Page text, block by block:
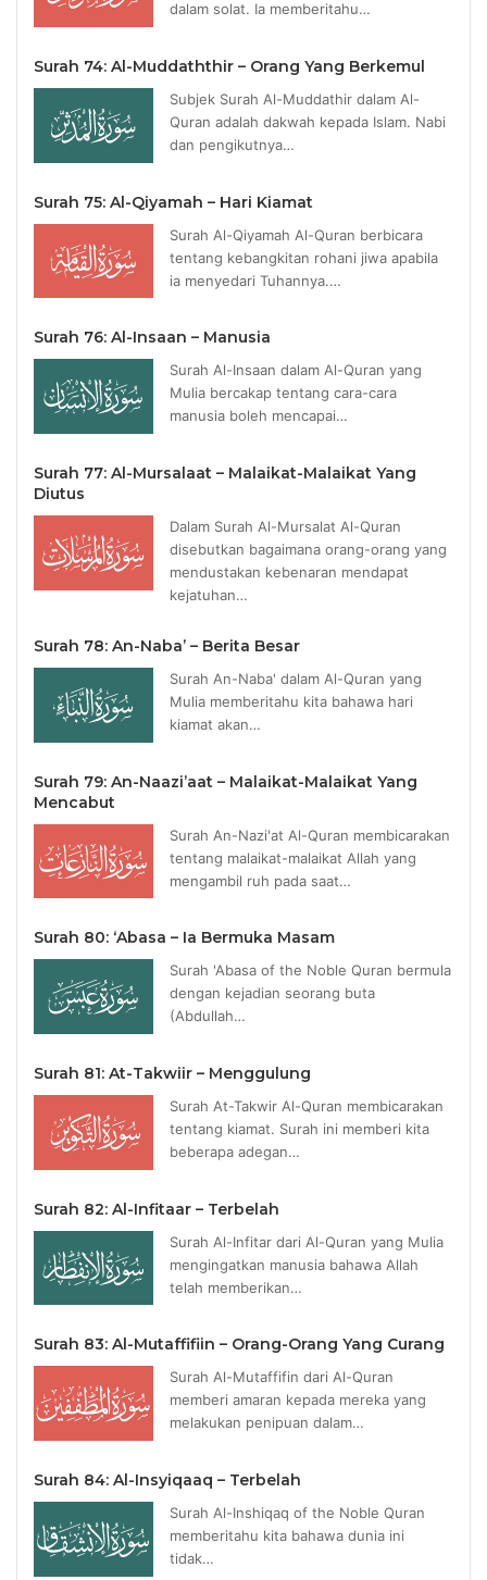
dalam solat. Ia memberitahu…
Surah 74: Al-Muddaththir – Orang Yang Berkemul
Subjek Surah Al-Muddathir dalam Al-
Quran adalah dakwah kepada Islam. Nabi
dan pengikutnya…
Surah 75: Al-Qiyamah – Hari Kiamat
Surah Al-Qiyamah Al-Quran berbicara
tentang kebangkitan rohani jiwa apabila
ia menyedari Tuhannya.…
Surah 76: Al-Insaan – Manusia
Surah Al-Insaan dalam Al-Quran yang
Mulia bercakap tentang cara-cara
manusia boleh mencapai…
Surah 77: Al-Mursalaat – Malaikat-Malaikat Yang
Diutus
Dalam Surah Al-Mursalat Al-Quran
disebutkan bagaimana orang-orang yang
mendustakan kebenaran mendapat
kejatuhan…
Surah 78: An-Naba’ – Berita Besar
Surah An-Naba' dalam Al-Quran yang
Mulia memberitahu kita bahawa hari
kiamat akan…
Surah 79: An-Naazi’aat – Malaikat-Malaikat Yang
Mencabut
Surah An-Nazi'at Al-Quran membicarakan
tentang malaikat-malaikat Allah yang
mengambil ruh pada saat…
Surah 80: ‘Abasa – Ia Bermuka Masam
Surah 'Abasa of the Noble Quran bermula
dengan kejadian seorang buta
(Abdullah…
Surah 81: At-Takwiir – Menggulung
Surah At-Takwir Al-Quran membicarakan
tentang kiamat. Surah ini memberi kita
beberapa adegan…
Surah 82: Al-Infitaar – Terbelah
Surah Al-Infitar dari Al-Quran yang Mulia
mengingatkan manusia bahawa Allah
telah memberikan…
Surah 83: Al-Mutaffifiin – Orang-Orang Yang Curang
Surah Al-Mutaffifin dari Al-Quran
memberi amaran kepada mereka yang
melakukan penipuan dalam…
Surah 84: Al-Insyiqaaq – Terbelah
Surah Al-Inshiqaq of the Noble Quran
memberitahu kita bahawa dunia ini
tidak…